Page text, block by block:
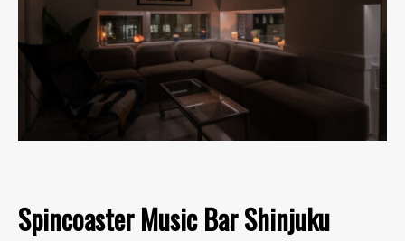
Spincoaster Music Bar Shinjuku